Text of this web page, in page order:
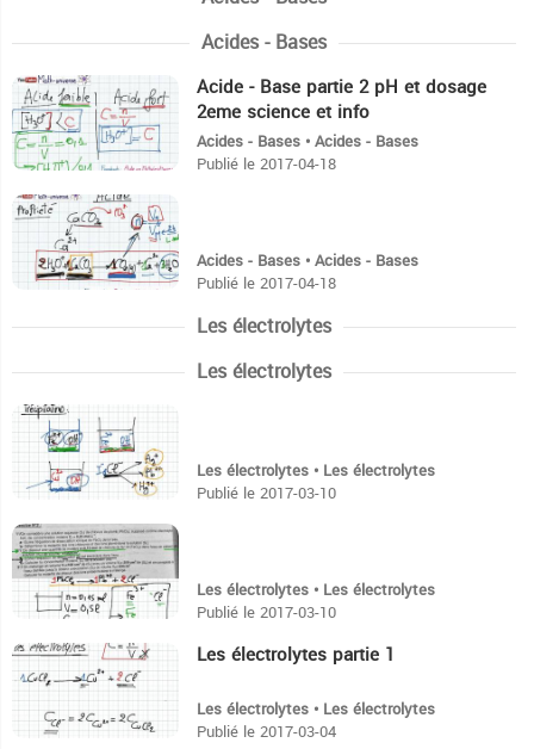
Acides - Bases
9:6 Acide - Base partie 2 pH et dosage
2eme science et info
Acides - Bases • Acides - Bases
Publié le 2017-04-18
14:58
Acides - Bases • Acides - Bases
Publié le 2017-04-18
Les électrolytes
Les électrolytes
6:10
Les électrolytes • Les électrolytes
Publié le 2017-03-10
10:48
Les électrolytes • Les électrolytes
Publié le 2017-03-10
10:14 Les électrolytes partie 1
Les électrolytes • Les électrolytes
Publié le 2017-03-04